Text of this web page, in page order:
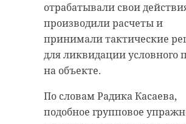
отрабатывали свои
производили расчеты и
принимали тактические
для ликвидации условного
на объекте.
По словам Радика Касаева,
подобное групповое